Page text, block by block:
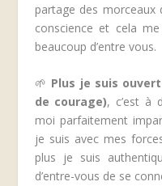
partage des
conscience et cela
beaucoup d’entre vous.
🌱 Plus je suis
de courage), c’est à
moi parfaitement
je suis avec mes
plus je suis
d’entre-vous de se